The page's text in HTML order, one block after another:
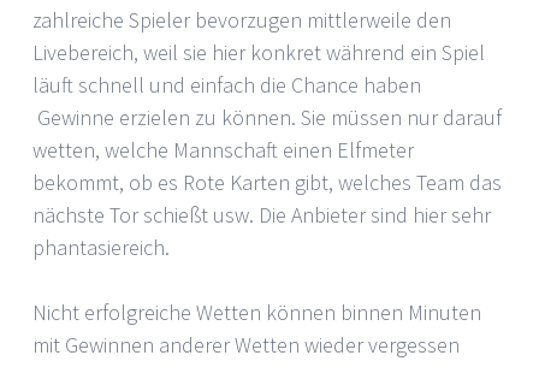
zahlreiche Spieler bevorzugen mittlerweile den
Livebereich, weil sie hier konkret während ein Spiel
läuft schnell und einfach die Chance haben
Gewinne erzielen zu können. Sie müssen nur darauf
wetten, welche Mannschaft einen Elfmeter
bekommt, ob es Rote Karten gibt, welches Team das
nächste Tor schießt usw. Die Anbieter sind hier sehr
phantasiereich.
Nicht erfolgreiche Wetten können binnen Minuten
mit Gewinnen anderer Wetten wieder vergessen